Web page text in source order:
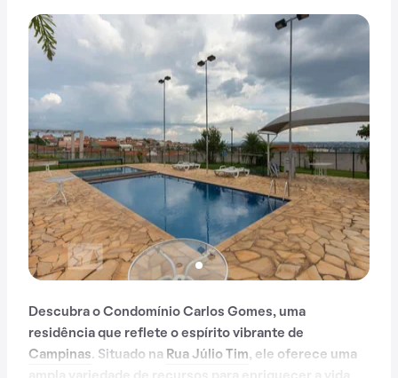
Descubra o Condomínio Carlos Gomes, uma
residência que reflete o espírito vibrante de
Campinas. Situado na Rua Júlio Tim, ele oferece uma